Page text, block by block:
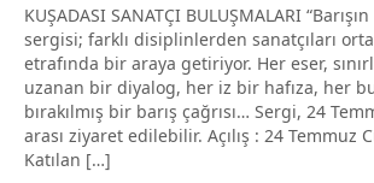
KUŞADASI SANATÇI BULUŞMALARI “Barışın
sergisi; farklı disiplinlerden sanatçıları
etrafında bir araya getiriyor. Her eser,
uzanan bir diyalog, her iz bir hafıza, her
bırakılmış bir barış çağrısı… Sergi, 24
arası ziyaret edilebilir. Açılış : 24 Temmuz
Katılan […]